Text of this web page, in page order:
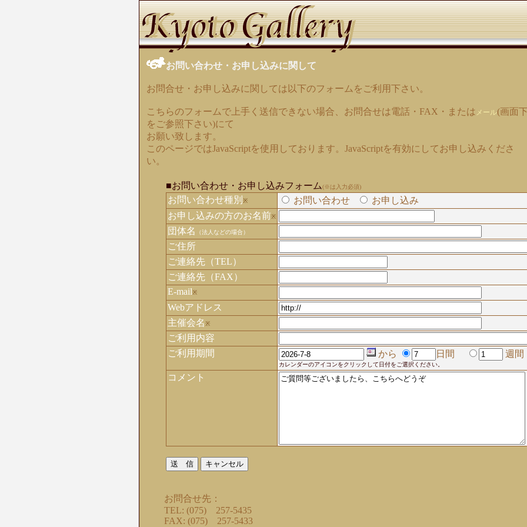
お問い合わせ・お申し込みに関して
お問合せ・お申し込みに関しては以下のフォームをご利用下さい。
こちらのフォームで上手く送信できない場合、お問合せは電話・FAX・または メール(画面
をご参照下さい)にて
お願い致します。
このページではJavaScriptを使用しております。JavaScriptを有効にしてお申し込みくださ
い。
■お問い合わせ・お申し込みフォーム(※は入力必須)
お問い合わせ種別 ※ お問い合わせ
お申し込み
お申し込みの方のお名前※
団体名 （法人などの場合）
ご住所
ご連絡先（TEL）
ご連絡先（FAX）
E-mail※
Webアドレス
主催会名※
ご利用内容
ご利用期間
から 日間 週間
カレンダーのアイコンをクリックして日付をご選択ください。
コメント
お問合せ先：
TEL: (075) 257-5435
FAX: (075) 257-5433